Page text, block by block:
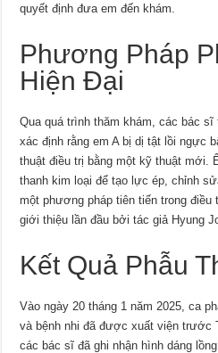
quyết định đưa em đến khám.
Phương Pháp
Hiện Đại
Qua quá trình thăm khám, các bác
xác định rằng em A bị dị tật lồi ngực
thuật điều trị bằng một kỹ thuật mới.
thanh kim loại để tạo lực ép, chỉnh
một phương pháp tiên tiến trong
giới thiệu lần đầu bởi tác giả Hyung
Kết Quả Phẫu
Vào ngày 20 tháng 1 năm 2025, ca
và bệnh nhi đã được xuất viện trước
các bác sĩ đã ghi nhận hình dáng